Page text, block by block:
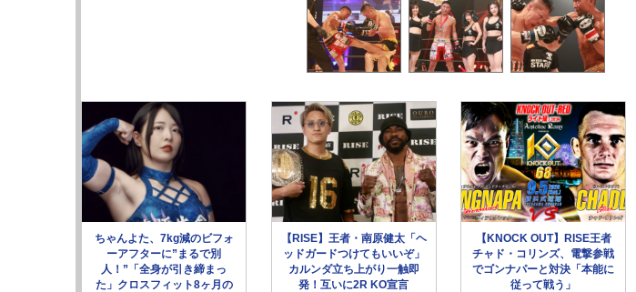
ちゃんよた、7kg減のビフォ
ーアフターに”まるで別
人！”「全身が引き締まっ
た」クロスフィット8ヶ月の
【RISE】王者・南原健太「ヘ
ッドガードつけてもいいぞ」
カルンダ立ち上がり一触即
発！互いに2R KO宣言
【KNOCK OUT】RISE王者
チャド・コリンズ、電撃参戦
でゴンナパーと対決「本能に
従って戦う」